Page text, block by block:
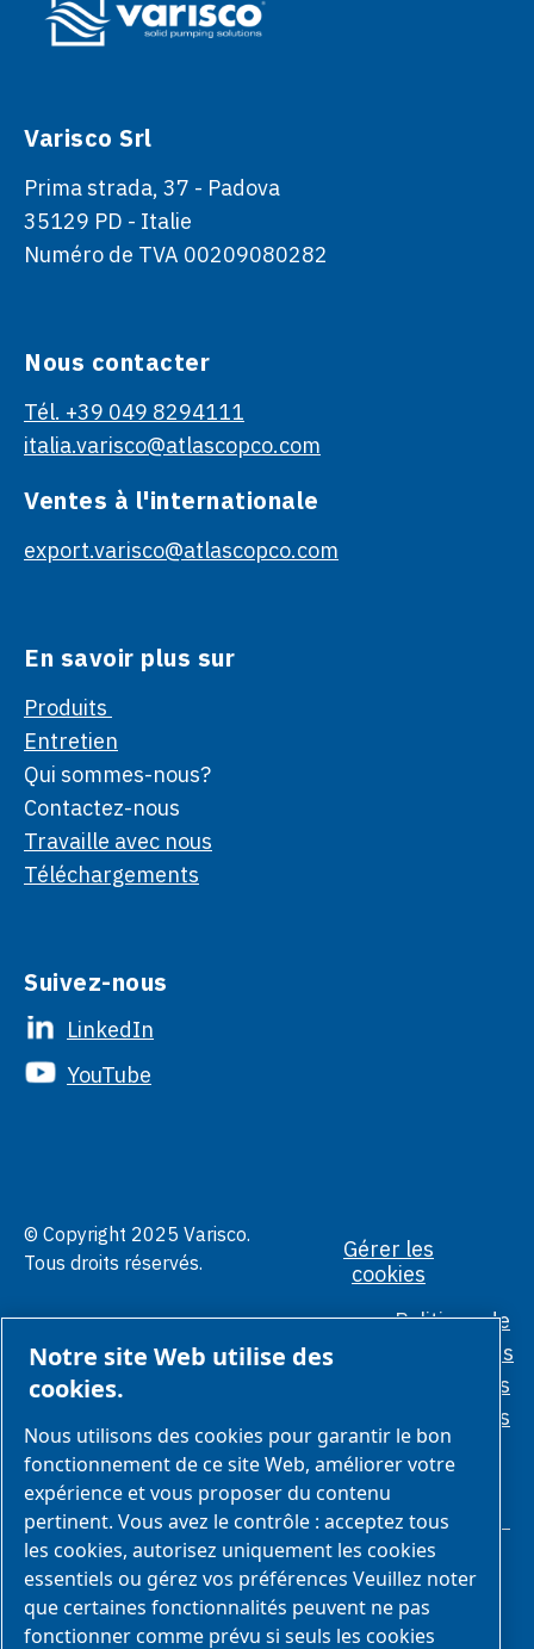
Varisco Srl
Prima strada, 37 - Padova
35129 PD - Italie
Numéro de TVA 00209080282
Nous contacter
Tél. +39 049 8294111
italia.varisco@atlascopco.com
Ventes à l'internationale
export.varisco@atlascopco.com
En savoir plus sur
Produits
Entretien
Qui sommes-nous?
Contactez-nous
Travaille avec nous
Téléchargements
Suivez-nous
LinkedIn
YouTube
© Copyright 2025 Varisco.
Tous droits réservés.
Gérer les
cookies
Politique de
confidentialité
Conditions
Normes
éthiques
Notre site Web utilise des
cookies.
Nous utilisons des cookies pour garantir le bon
fonctionnement de ce site Web, améliorer votre
expérience et vous proposer du contenu
pertinent. Vous avez le contrôle : acceptez tous
les cookies, autorisez uniquement les cookies
essentiels ou gérez vos préférences Veuillez noter
que certaines fonctionnalités peuvent ne pas
fonctionner comme prévu si seuls les cookies